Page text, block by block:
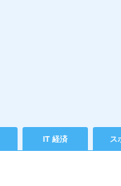
IT 経済 ス